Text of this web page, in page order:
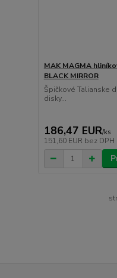
MAK MAGMA
BLACK MIRROR
Špičkové Talianske
disky...
186,47 EUR/ks
151,60 EUR bez DPH